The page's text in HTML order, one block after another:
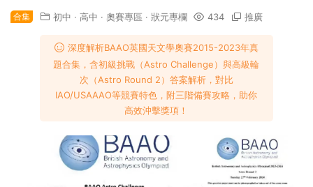
合集 初中 · 高中 · 奧賽專區 · 狀元專欄 434 推廣
深度解析BAAO英國天文學奧賽2015-2023年真
題合集，含初級挑戰（Astro Challenge）與高級輪
次（Astro Round 2）答案解析，對比
IAO/USAAAO等競賽特色，附三階備賽攻略，助你
高效沖擊獎項！